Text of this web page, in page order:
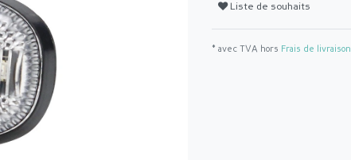
Liste de souhaits
* avec TVA hors Frais de livraison